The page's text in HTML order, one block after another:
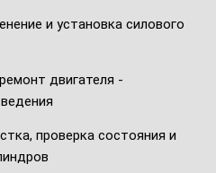
и установка силового
двигателя -
проверка состояния и